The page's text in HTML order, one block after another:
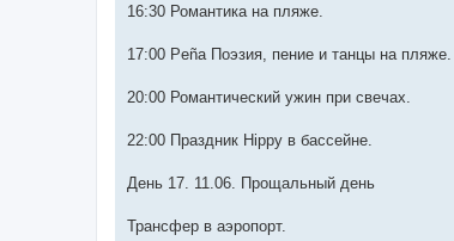
16:30 Романтика на пляже.
17:00 Peña Поэзия, пение и танцы на пляже.
20:00 Романтический ужин при свечах.
22:00 Праздник Hippy в бассейне.
День 17. 11.06. Прощальный день
Трансфер в аэропорт.